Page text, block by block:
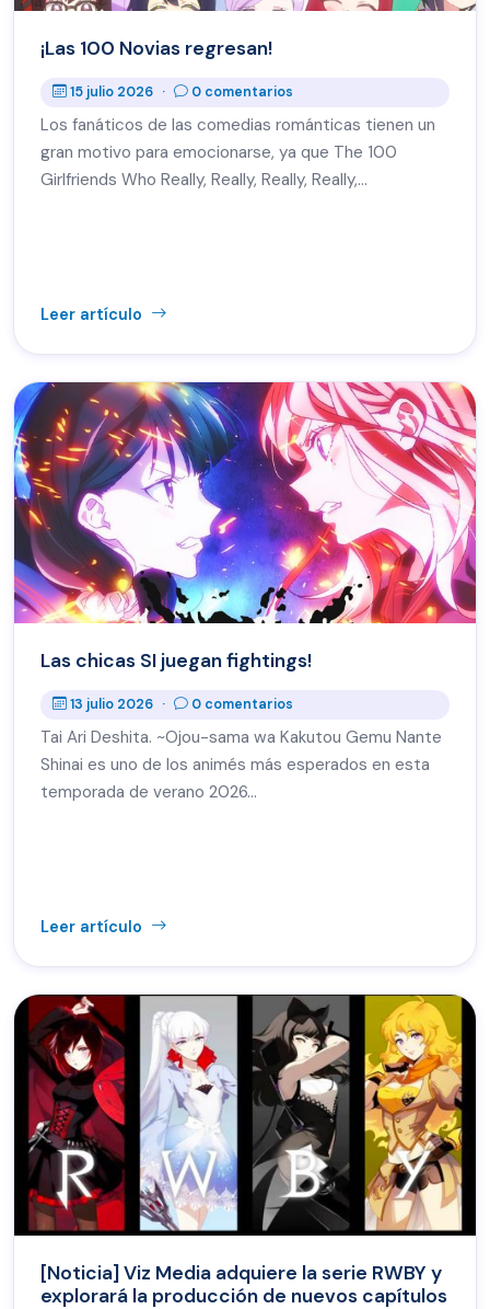
¡Las 100 Novias regresan!
15 julio 2026 · 0 comentarios
Los fanáticos de las comedias románticas tienen un
gran motivo para emocionarse, ya que The 100
Girlfriends Who Really, Really, Really, Really,…
Leer artículo
Las chicas SI juegan fightings!
13 julio 2026 · 0 comentarios
Tai Ari Deshita. ~Ojou-sama wa Kakutou Gemu Nante
Shinai es uno de los animés más esperados en esta
temporada de verano 2026…
Leer artículo
[Noticia] Viz Media adquiere la serie RWBY y
explorará la producción de nuevos capítulos